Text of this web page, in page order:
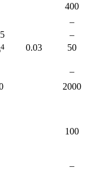
400
–
–
4 0.03 50
–
2000
100
–